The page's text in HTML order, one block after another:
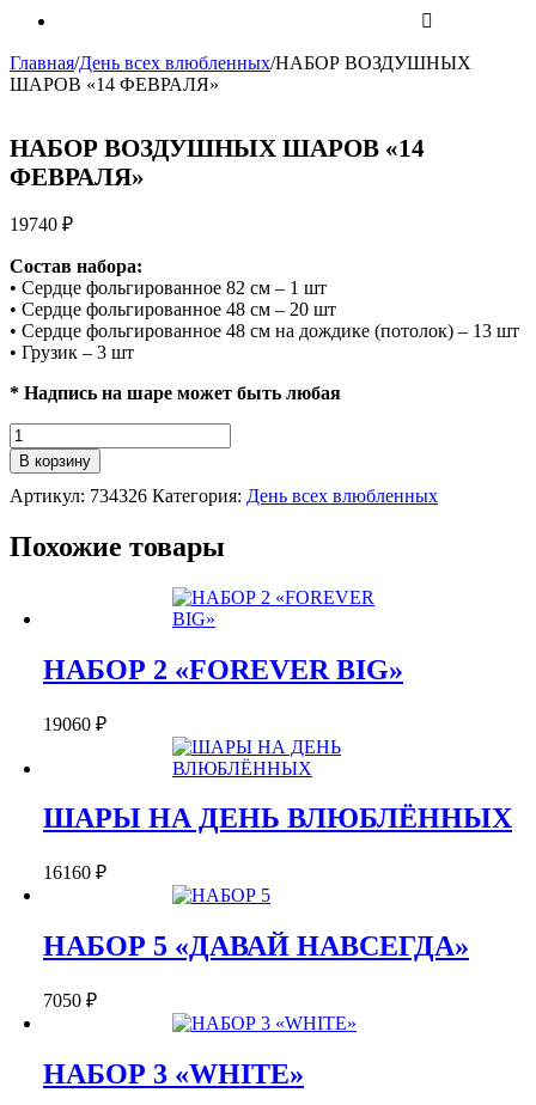
Главная/День всех влюбленных/НАБОР ВОЗДУШНЫХ
ШАРОВ «14 ФЕВРАЛЯ»
НАБОР ВОЗДУШНЫХ ШАРОВ «14
ФЕВРАЛЯ»
19740 ₽
Состав набора:
• Сердце фольгированное 82 см – 1 шт
• Сердце фольгированное 48 см – 20 шт
• Сердце фольгированное 48 см на дождике (потолок) – 13 шт
• Грузик – 3 шт
* Надпись на шаре может быть любая
Количество
НАБОР
ВОЗДУШНЫХ
ШАРОВ
ФЕВРАЛЯ"
В корзину
Артикул: 734326 Категория: День всех влюбленных
Похожие товары
НАБОР 2 «FOREVER BIG»
19060 ₽
ШАРЫ НА ДЕНЬ ВЛЮБЛЁННЫХ
16160 ₽
НАБОР 5 «ДАВАЙ НАВСЕГДА»
7050 ₽
НАБОР 3 «WHITE»